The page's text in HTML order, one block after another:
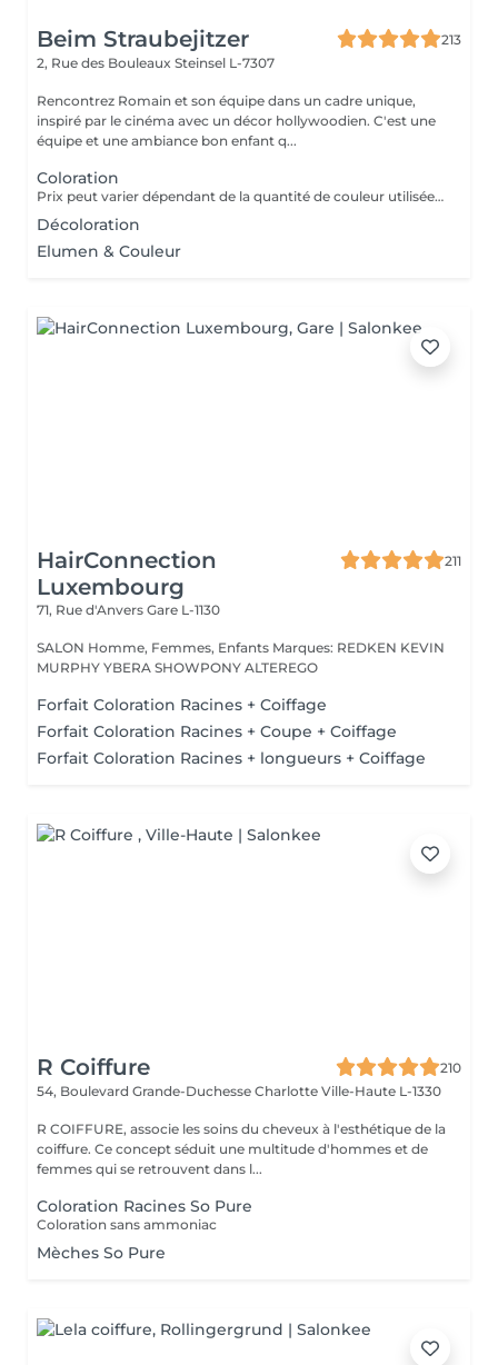
Beim Straubejitzer
213
2, Rue des Bouleaux Steinsel L-7307
Rencontrez Romain et son équipe dans un cadre unique,
inspiré par le cinéma avec un décor hollywoodien. C'est une
équipe et une ambiance bon enfant q...
Coloration
Prix peut varier dépendant de la quantité de couleur utilisée (de 43,5 à 64) Prix étudiant : 35
Décoloration
Elumen & Couleur
HairConnection
Luxembourg
211
71, Rue d'Anvers Gare L-1130
SALON Homme, Femmes, Enfants Marques: REDKEN KEVIN
MURPHY YBERA SHOWPONY ALTEREGO
Forfait Coloration Racines + Coiffage
Forfait Coloration Racines + Coupe + Coiffage
Forfait Coloration Racines + longueurs + Coiffage
R Coiffure
210
54, Boulevard Grande-Duchesse Charlotte Ville-Haute L-1330
R COIFFURE, associe les soins du cheveux à l'esthétique de la
coiffure. Ce concept séduit une multitude d'hommes et de
femmes qui se retrouvent dans l...
Coloration Racines So Pure
Coloration sans ammoniac
Mèches So Pure